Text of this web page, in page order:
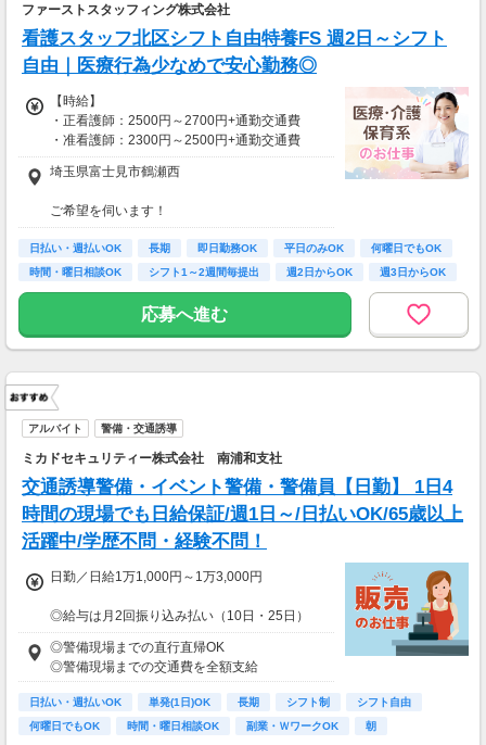
■研修期間について
※研修期間（4日程）は、時給1,650円（日収1
3,200円～）となります。
ファーストスタッフィング株式会社
看護スタッフ北区シフト自由特養FS 週2日～シフト
自由｜医療行為少なめで安心勤務◎
【時給】
・正看護師：2500円～2700円+通勤交通費
・准看護師：2300円～2500円+通勤交通費
*＊嬉しい日払いOK*
あなたの努力はきちんと評価します！
埼玉県富士見市鶴瀬西
ご希望を伺います！
※受動喫煙対策有（屋内禁煙）
車・バイク・自転車での通勤もOK
※規定があるので、ご希望の方はご相談くださ
日払い・週払いOK 長期 即日勤務OK 平日のみOK
何曜日でもOK
時間・曜日相談OK
シフト1～2週間毎提出 週2日からOK 週3日からOK
応募へ進む
アルバイト 警備・交通誘導
ミカドセキュリティー株式会社 南浦和支社
交通誘導警備・イベント警備・警備員【日勤】 1日4
時間の現場でも日給保証/週1日～/日払いOK/65歳以上
活躍中/学歴不問・経験不問！
日勤／日給1万1,000円～1万3,000円
◎給与は月2回振り込み払い（10日・25日）
◎日払い制度の利用も可能（規定あり）
◎有資格者は日給+2,000円（一般路線は+1,000
円）
◎資格取得費用は当社全額負担
※65歳以上の方は下記給与になります
◎警備現場までの直行直帰OK
◎警備現場までの交通費を全額支給
日払い・週払いOK 単発(1日)OK 長期 シフト制
シフト自由
何曜日でもOK
時間・曜日相談OK 副業・ＷワークOK 朝